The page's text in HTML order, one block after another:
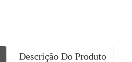
Descrição Do Produto